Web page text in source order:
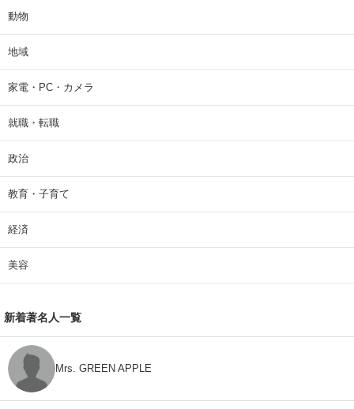
動物
地域
家電・PC・カメラ
就職・転職
政治
教育・子育て
経済
美容
新着著名人一覧
Mrs. GREEN APPLE